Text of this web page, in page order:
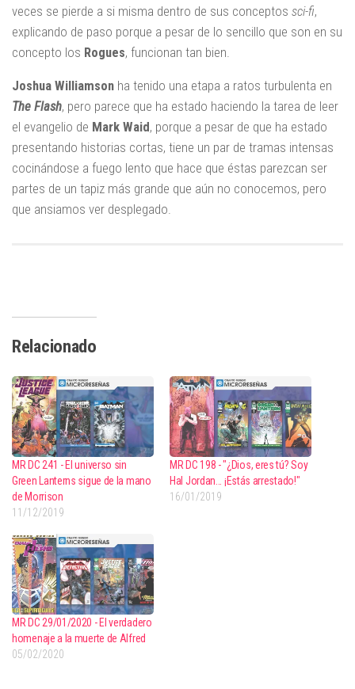
veces se pierde a si misma dentro de sus conceptos sci-fi,
explicando de paso porque a pesar de lo sencillo que son en su
concepto los Rogues, funcionan tan bien.
Joshua Williamson ha tenido una etapa a ratos turbulenta en
The Flash, pero parece que ha estado haciendo la tarea de leer
el evangelio de Mark Waid, porque a pesar de que ha estado
presentando historias cortas, tiene un par de tramas intensas
cocinándose a fuego lento que hace que éstas parezcan ser
partes de un tapiz más grande que aún no conocemos, pero
que ansiamos ver desplegado.
Relacionado
MR DC 241 - El universo sin
Green Lanterns sigue de la mano
de Morrison
11/12/2019
MR DC 198 - "¿Dios, eres tú? Soy
Hal Jordan... ¡Estás arrestado!"
16/01/2019
MR DC 29/01/2020 - El verdadero
homenaje a la muerte de Alfred
05/02/2020